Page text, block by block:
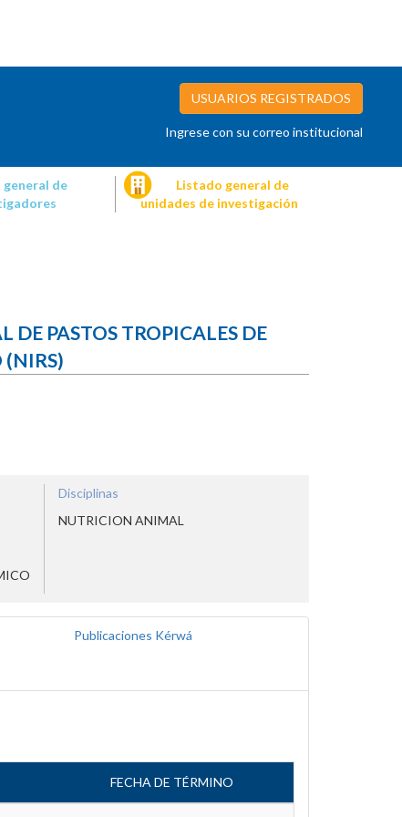
USUARIOS REGISTRADOS
Ingrese con su correo institucional
de
Listado general de
unidades de investigación
PASTOS TROPICALES DE
(NIRS)
Disciplinas
NUTRICION ANIMAL
Publicaciones Kérwá
FECHA DE TÉRMINO